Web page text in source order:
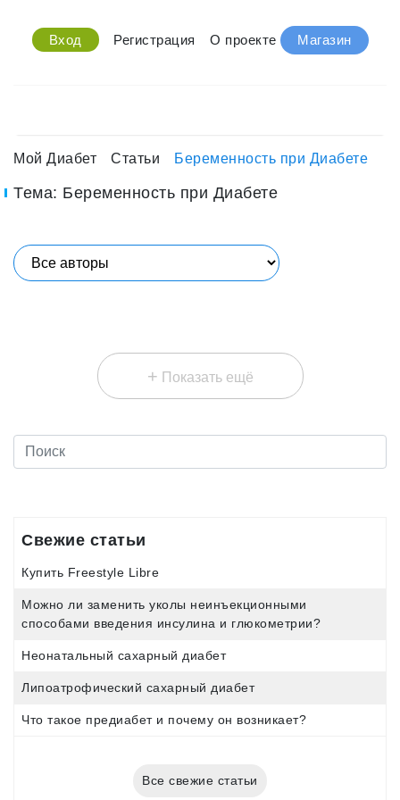
Вход Регистрация О проекте Магазин
Мой Диабет Статьи Беременность при Диабете
Тема: Беременность при Диабете
+ Показать ещё
Свежие статьи
Купить Freestyle Libre
Можно ли заменить уколы неинъекционными
способами введения инсулина и глюкометрии?
Неонатальный сахарный диабет
Липоатрофический сахарный диабет
Что такое предиабет и почему он возникает?
Все свежие статьи